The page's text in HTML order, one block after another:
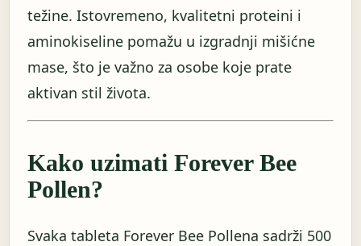
težine. Istovremeno, kvalitetni proteini i
aminokiseline pomažu u izgradnji mišićne
mase, što je važno za osobe koje prate
aktivan stil života.
Kako uzimati Forever Bee
Pollen?
Svaka tableta Forever Bee Pollena sadrži 500